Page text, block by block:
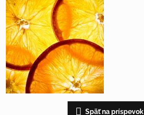
Späť na príspevok